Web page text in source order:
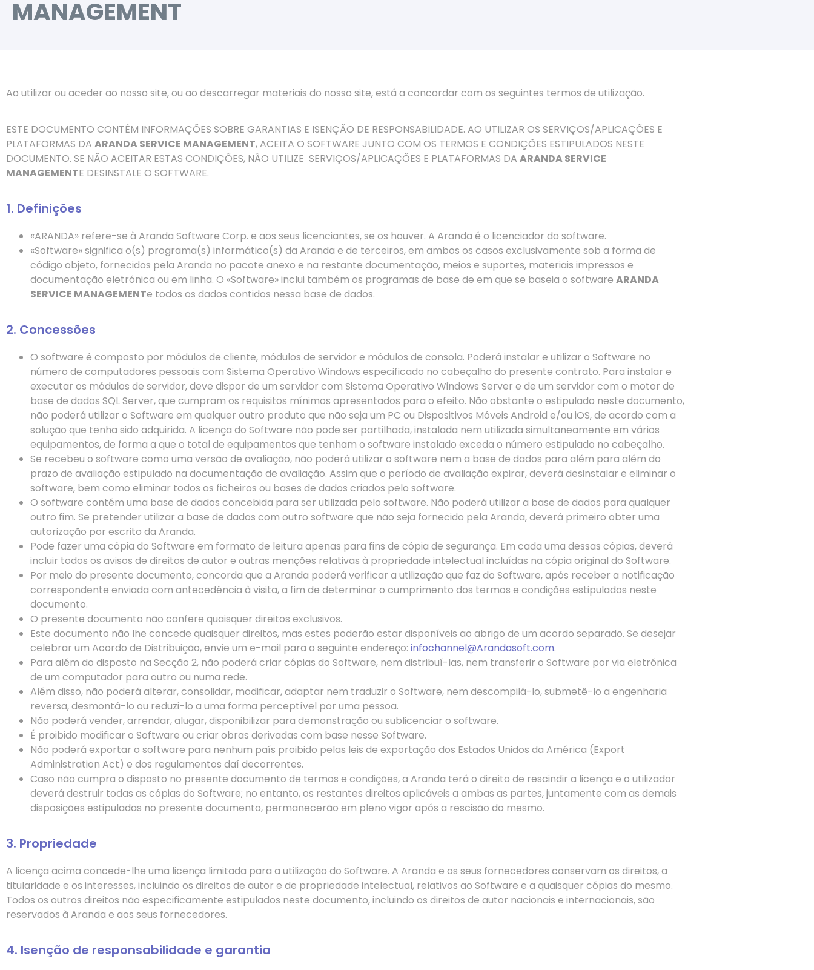
MANAGEMENT
Ao utilizar ou aceder ao nosso site, ou ao descarregar materiais do nosso site, está a concordar com os seguintes termos de utilização.
ESTE DOCUMENTO CONTÉM INFORMAÇÕES SOBRE GARANTIAS E ISENÇÃO DE RESPONSABILIDADE. AO UTILIZAR OS SERVIÇOS/APLICAÇÕES E
PLATAFORMAS DA ARANDA SERVICE MANAGEMENT, ACEITA O SOFTWARE JUNTO COM OS TERMOS E CONDIÇÕES ESTIPULADOS NESTE
DOCUMENTO. SE NÃO ACEITAR ESTAS CONDIÇÕES, NÃO UTILIZE SERVIÇOS/APLICAÇÕES E PLATAFORMAS DA ARANDA SERVICE
MANAGEMENTE DESINSTALE O SOFTWARE.
1. Definições
«ARANDA» refere-se à Aranda Software Corp. e aos seus licenciantes, se os houver. A Aranda é o licenciador do software.
«Software» significa o(s) programa(s) informático(s) da Aranda e de terceiros, em ambos os casos exclusivamente sob a forma de
código objeto, fornecidos pela Aranda no pacote anexo e na restante documentação, meios e suportes, materiais impressos e
documentação eletrónica ou em linha. O «Software» inclui também os programas de base de em que se baseia o software ARANDA
SERVICE MANAGEMENTe todos os dados contidos nessa base de dados.
2. Concessões
O software é composto por módulos de cliente, módulos de servidor e módulos de consola. Poderá instalar e utilizar o Software no
número de computadores pessoais com Sistema Operativo Windows especificado no cabeçalho do presente contrato. Para instalar e
executar os módulos de servidor, deve dispor de um servidor com Sistema Operativo Windows Server e de um servidor com o motor de
base de dados SQL Server, que cumpram os requisitos mínimos apresentados para o efeito. Não obstante o estipulado neste documento,
não poderá utilizar o Software em qualquer outro produto que não seja um PC ou Dispositivos Móveis Android e/ou iOS, de acordo com a
solução que tenha sido adquirida. A licença do Software não pode ser partilhada, instalada nem utilizada simultaneamente em vários
equipamentos, de forma a que o total de equipamentos que tenham o software instalado exceda o número estipulado no cabeçalho.
Se recebeu o software como uma versão de avaliação, não poderá utilizar o software nem a base de dados para além para além do
prazo de avaliação estipulado na documentação de avaliação. Assim que o período de avaliação expirar, deverá desinstalar e eliminar o
software, bem como eliminar todos os ficheiros ou bases de dados criados pelo software.
O software contém uma base de dados concebida para ser utilizada pelo software. Não poderá utilizar a base de dados para qualquer
outro fim. Se pretender utilizar a base de dados com outro software que não seja fornecido pela Aranda, deverá primeiro obter uma
autorização por escrito da Aranda.
Pode fazer uma cópia do Software em formato de leitura apenas para fins de cópia de segurança. Em cada uma dessas cópias, deverá
incluir todos os avisos de direitos de autor e outras menções relativas à propriedade intelectual incluídas na cópia original do Software.
Por meio do presente documento, concorda que a Aranda poderá verificar a utilização que faz do Software, após receber a notificação
correspondente enviada com antecedência à visita, a fim de determinar o cumprimento dos termos e condições estipulados neste
documento.
O presente documento não confere quaisquer direitos exclusivos.
Este documento não lhe concede quaisquer direitos, mas estes poderão estar disponíveis ao abrigo de um acordo separado. Se desejar
celebrar um Acordo de Distribuição, envie um e-mail para o seguinte endereço: infochannel@Arandasoft.com.
Para além do disposto na Secção 2, não poderá criar cópias do Software, nem distribuí-las, nem transferir o Software por via eletrónica
de um computador para outro ou numa rede.
Além disso, não poderá alterar, consolidar, modificar, adaptar nem traduzir o Software, nem descompilá-lo, submetê-lo a engenharia
reversa, desmontá-lo ou reduzi-lo a uma forma perceptível por uma pessoa.
Não poderá vender, arrendar, alugar, disponibilizar para demonstração ou sublicenciar o software.
É proibido modificar o Software ou criar obras derivadas com base nesse Software.
Não poderá exportar o software para nenhum país proibido pelas leis de exportação dos Estados Unidos da América (Export
Administration Act) e dos regulamentos daí decorrentes.
Caso não cumpra o disposto no presente documento de termos e condições, a Aranda terá o direito de rescindir a licença e o utilizador
deverá destruir todas as cópias do Software; no entanto, os restantes direitos aplicáveis a ambas as partes, juntamente com as demais
disposições estipuladas no presente documento, permanecerão em pleno vigor após a rescisão do mesmo.
3. Propriedade
A licença acima concede-lhe uma licença limitada para a utilização do Software. A Aranda e os seus fornecedores conservam os direitos, a
titularidade e os interesses, incluindo os direitos de autor e de propriedade intelectual, relativos ao Software e a quaisquer cópias do mesmo.
Todos os outros direitos não especificamente estipulados neste documento, incluindo os direitos de autor nacionais e internacionais, são
reservados à Aranda e aos seus fornecedores.
4. Isenção de responsabilidade e garantia